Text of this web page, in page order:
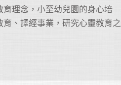
理念，小至幼兒園的身心培
、譯經事業，研究心靈教育之